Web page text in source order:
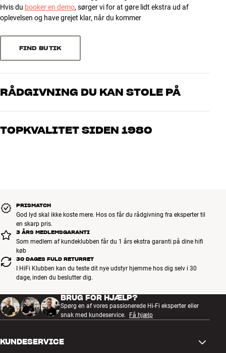
Hvis du booker en demo, sørger vi for at gøre lidt ekstra ud af
oplevelsen og have grejet klar, når du kommer
FIND BUTIK
RÅDGIVNING DU KAN STOLE PÅ
Vores medarbejdere er ægte entusiaster, som kender produkterne
os, hvad du drømmer om – så finder vi den løsning, der passer
TOPKVALITET SIDEN 1980
PRISMATCH
God lyd skal ikke koste mere. Hos os får du rådgivning fra eksperter til
en skarp pris.
3 ÅRS MEDLEMSGARANTI
Som medlem af kundeklubben får du 1 års ekstra garanti på dine hifi
køb
30 DAGES FULD RETURRET
I HiFi Klubben kan du teste dit nye udstyr hjemme hos dig selv i 30
dage, inden du beslutter dig.
BRUG FOR HJÆLP?
Spørg en af vores passionerede Hi-Fi eksperter eller
snak med kundeservice.
Få hjælp
KUNDESERVICE